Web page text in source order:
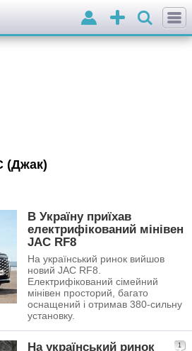
Додати
оголошення
Вхід
(Джак)
В Україну приїхав
електрифікований мінівен
JAC RF8
На український ринок вийшов
новий JAC RF8.
Електрифікований сімейний
мінівен просторий, багато
оснащений і отримав 380-сильну
установку.
1
На український ринок